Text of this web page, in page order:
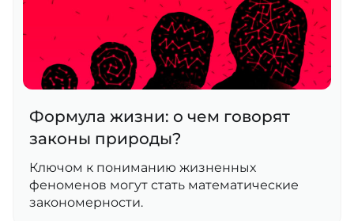
Формула жизни: о чем говорят
законы природы?
Ключом к пониманию жизненных
феноменов могут стать математические
закономерности.